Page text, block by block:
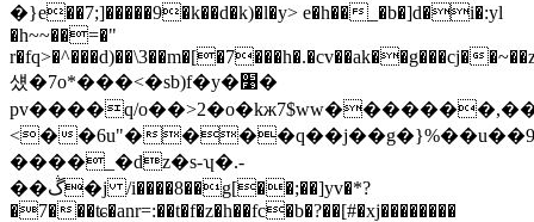
�}e��7;]�����9�k��d�k)�l�y> e�h��_�b�]d�i�:yl
�h~~��=�"
r�fq>�^���d)��\3��m�[�7���h�.�cv��ak��g���cj�
섔�7o*���<�sb)f�y�׹�
pv����q/
<��6u"�
����_�dz�s-ʮ�.-
��ڴ�j /i����8��g[��;��]yv�*?
�7���ʨ�anr=:��t�f�z�h��fc�b�?��[#�xj��������